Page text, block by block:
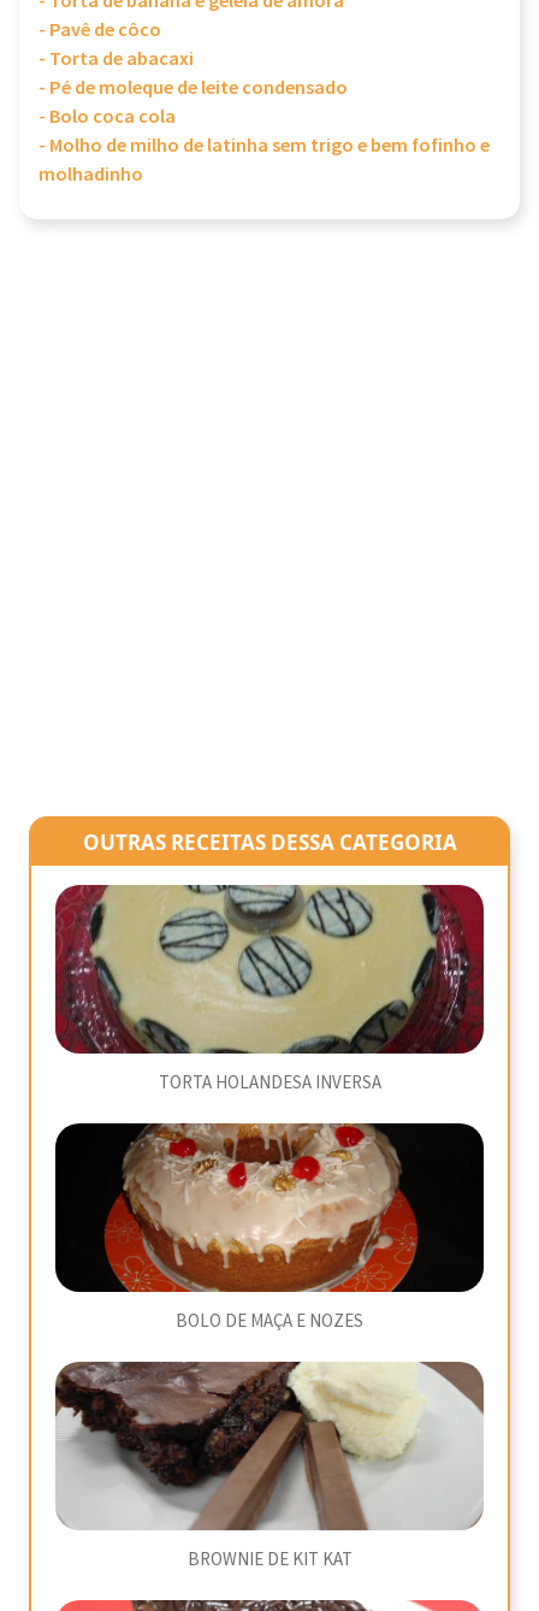
- Pavê de côco
- Torta de abacaxi
- Pé de moleque de leite condensado
- Bolo coca cola
- Molho de milho de latinha sem trigo e bem fofinho e
molhadinho
OUTRAS RECEITAS DESSA CATEGORIA
TORTA HOLANDESA INVERSA
BOLO DE MAÇA E NOZES
BROWNIE DE KIT KAT